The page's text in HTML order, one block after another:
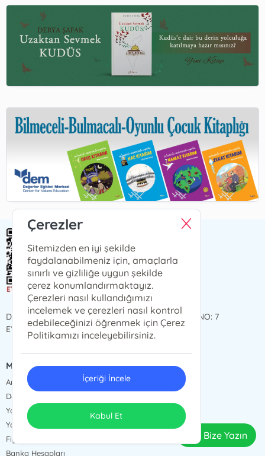
ENSAR NEŞRİYAT TİC.AŞ.
Ensar Yayın Grubu
DÜĞMECİLER MAH. KARASÜLEYMAN TEKKE SOK. NO: 7
EYÜPSULTAN / İSTANBUL
MENÜ
Anasayfa
Değerler Eğitimi Dergisi
Yayınlarımız
Yazarlarımız
Fiyat Listesi
Banka Hesapları
Bize Yazın
Çerezler
Sitemizden en iyi şekilde
faydalanabilmeniz için, amaçlarla
sınırlı ve gizliliğe uygun şekilde
çerez konumlandırmaktayız.
Çerezleri nasıl kullandığımızı
incelemek ve çerezleri nasıl kontrol
edebileceğinizi öğrenmek için Çerez
Politikamızı inceleyebilirsiniz.
İçeriği İncele
Kabul Et